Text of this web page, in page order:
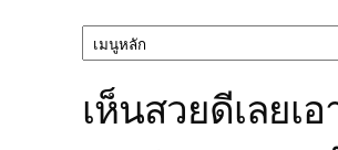
เห็นสวยดีเลยเ